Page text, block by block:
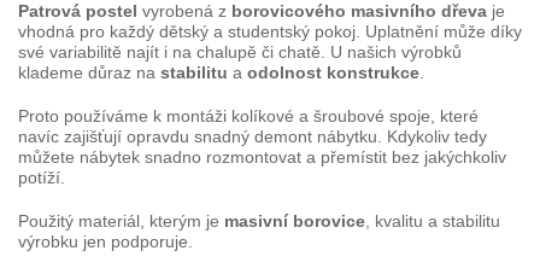
Patrová postel vyrobená z borovicového masivního dřeva je
vhodná pro každý dětský a studentský pokoj. Uplatnění může díky
své variabilitě najít i na chalupě či chatě. U našich výrobků
klademe důraz na stabilitu a odolnost konstrukce
Proto používáme k montáži kolíkové a šroubové spoje, které
navíc zajišťují opravdu snadný demont nábytku. Kdykoliv tedy
můžete nábytek snadno rozmontovat a přemístit bez jakýchkoliv
potíží.
Použitý materiál, kterým je masivní borovice , kvalitu a stabilitu
výrobku jen podporuje.